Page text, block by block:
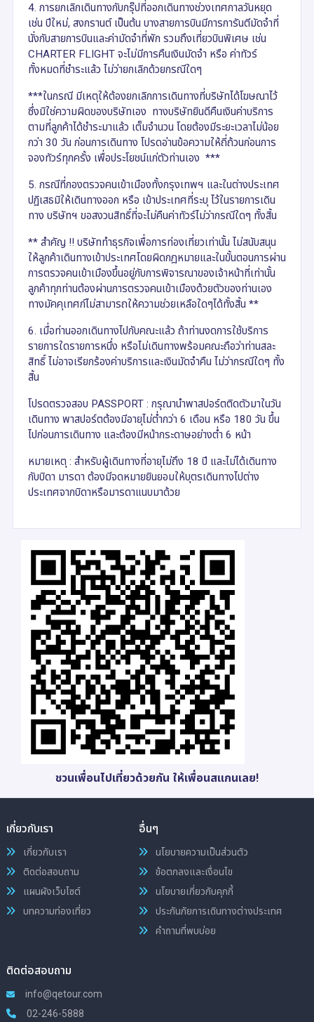
4. การยกเลิกเดินทางกับกรุ๊ปที่ออกเดินทางช่วงเทศกาลวันหยุด
เช่น ปีใหม่, สงกรานต์ เป็นต้น บางสายการบินมีการการันตีมัดจำที่
นั่งกับสายการบินและค่ามัดจำที่พัก รวมถึงเที่ยวบินพิเศษ เช่น
CHARTER FLIGHT จะไม่มีการคืนเงินมัดจำ หรือ ค่าทัวร์
ทั้งหมดที่ชำระแล้ว ไม่ว่ายกเลิกด้วยกรณีใดๆ
***ในกรณี มีเหตุให้ต้องยกเลิกการเดินทางที่บริษัทได้โฆษณาไว้
ซึ่งมิใช่ความผิดของบริษัทเอง ทางบริษัทยินดีคืนเงินค่าบริการ
ตามที่ลูกค้าได้ชำระมาแล้ว เต็มจำนวน โดยต้องมีระยะเวลาไม่น้อย
กว่า 30 วัน ก่อนการเดินทาง โปรดอ่านข้อความให้ถี่ถ้วนก่อนการ
จองทัวร์ทุกครั้ง เพื่อประโยชน์แก่ตัวท่านเอง ***
5. กรณีที่กองตรวจคนเข้าเมืองทั้งกรุงเทพฯ และในต่างประเทศ
ปฏิเสธมิให้เดินทางออก หรือ เข้าประเทศที่ระบุ ไว้ในรายการเดิน
ทาง บริษัทฯ ขอสงวนสิทธิ์ที่จะไม่คืนค่าทัวร์ไม่ว่ากรณีใดๆ ทั้งสิ้น
** สำคัญ !! บริษัททำธุรกิจเพื่อการท่องเที่ยวเท่านั้น ไม่สนับสนุน
ให้ลูกค้าเดินทางเข้าประเทศโดยผิดกฎหมายและในขั้นตอนการผ่าน
การตรวจคนเข้าเมืองขึ้นอยู่กับการพิจารณาของเจ้าหน้าที่เท่านั้น
ลูกค้าทุกท่านต้องผ่านการตรวจคนเข้าเมืองด้วยตัวของท่านเอง
ทางมัคคุเทศก์ไม่สามารถให้ความช่วยเหลือใดๆได้ทั้งสิ้น **
6. เมื่อท่านออกเดินทางไปกับคณะแล้ว ถ้าท่านงดการใช้บริการ
รายการใดรายการหนึ่ง หรือไม่เดินทางพร้อมคณะถือว่าท่านสละ
สิทธิ์ ไม่อาจเรียกร้องค่าบริการและเงินมัดจำคืน ไม่ว่ากรณีใดๆ ทั้ง
สิ้น
โปรดตรวจสอบ PASSPORT : กรุณานำพาสปอร์ตติดตัวมาในวัน
เดินทาง พาสปอร์ตต้องมีอายุไม่ต่ำกว่า 6 เดือน หรือ 180 วัน ขึ้น
ไปก่อนการเดินทาง และต้องมีหน้ากระดาษอย่างต่ำ 6 หน้า
หมายเหตุ : สำหรับผู้เดินทางที่อายุไม่ถึง 18 ปี และไม่ได้เดินทาง
กับบิดา มารดา ต้องมีจดหมายยินยอมให้บุตรเดินทางไปต่าง
ประเทศจากบิดาหรือมารดาแนบมาด้วย
ชวนเพื่อนไปเที่ยวด้วยกัน ให้เพื่อนสแกนเลย!
เกี่ยวกับเรา
เกี่ยวกับเรา
ติดต่อสอบถาม
แผนผังเว็บไซต์
บทความท่องเที่ยว
อื่นๆ
นโยบายความเป็นส่วนตัว
ข้อตกลงและเงื่อนไข
นโยบายเกี่ยวกับคุกกี้
ประกันภัยการเดินทางต่างประเทศ
คำถามที่พบบ่อย
ติดต่อสอบถาม
info@qetour.com
02-246-5888